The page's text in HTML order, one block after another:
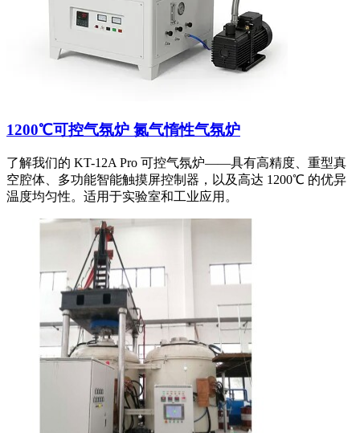
1200℃可控气氛炉 氮气惰性气氛炉
了解我们的 KT-12A Pro 可控气氛炉——具有高精度、重型真
空腔体、多功能智能触摸屏控制器，以及高达 1200℃ 的优异
温度均匀性。适用于实验室和工业应用。